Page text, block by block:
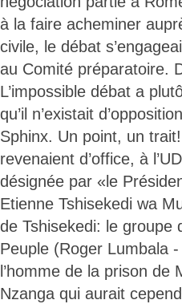
à la faire acheminer
civile, le débat
au Comité préparatoire.
L’impossible débat a
qu’il n’existait
Sphinx. Un point, un
revenaient d’office, à
désignée par «le
Etienne Tshisekedi wa
de Tshisekedi: le groupe
Peuple (Roger Lumbala
l’homme de la prison
Nzanga qui aurait